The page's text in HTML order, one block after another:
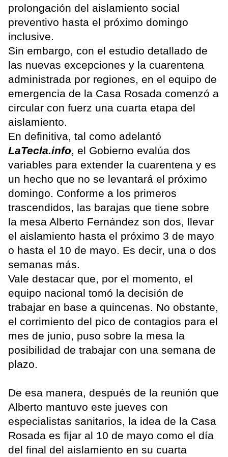
prolongación del aislamiento social
preventivo hasta el próximo domingo
inclusive.
Sin embargo, con el estudio detallado de
las nuevas excepciones y la cuarentena
administrada por regiones, en el equipo de
emergencia de la Casa Rosada comenzó a
circular con fuerz una cuarta etapa del
aislamiento.
En definitiva, tal como adelantó
LaTecla.info, el Gobierno evalúa dos
variables para extender la cuarentena y es
un hecho que no se levantará el próximo
domingo. Conforme a los primeros
trascendidos, las barajas que tiene sobre
la mesa Alberto Fernández son dos, llevar
el aislamiento hasta el próximo 3 de mayo
o hasta el 10 de mayo. Es decir, una o dos
semanas más.
Vale destacar que, por el momento, el
equipo nacional tomó la decisión de
trabajar en base a quincenas. No obstante,
el corrimiento del pico de contagios para el
mes de junio, puso sobre la mesa la
posibilidad de trabajar con una semana de
plazo.
De esa manera, después de la reunión que
Alberto mantuvo este jueves con
especialistas sanitarios, la idea de la Casa
Rosada es fijar al 10 de mayo como el día
del final del aislamiento en su cuarta